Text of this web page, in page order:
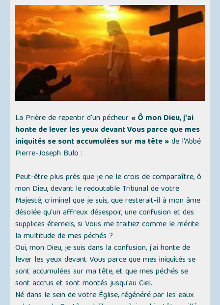
La Prière de repentir d'un pécheur « Ô mon Dieu, j'ai
honte de lever les yeux devant Vous parce que mes
iniquités se sont accumulées sur ma tête »de l'Abbé
Pierre-Joseph Bulo :
Peut-être plus près que je ne le crois de comparaître, ô
mon Dieu, devant le redoutable Tribunal de votre
Majesté, criminel que je suis, que resterait-il à mon âme
désolée qu'un affreux désespoir, une confusion et des
supplices éternels, si Vous me traitiez comme le mérite
la multitude de mes péchés ?
Oui, mon Dieu, je suis dans la confusion, j'ai honte de
lever les yeux devant Vous parce que mes iniquités se
sont accumulées sur ma tête, et que mes péchés se
sont accrus et sont montés jusqu'au Ciel.
Né dans le sein de votre Église, régénéré par les eaux